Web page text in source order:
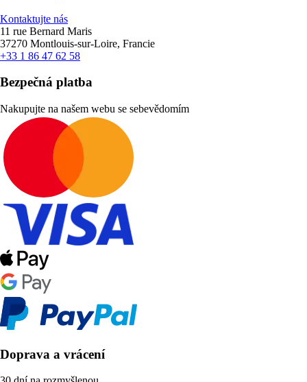
Kontaktujte nás
11 rue Bernard Maris
37270 Montlouis-sur-Loire, Francie
+33 1 86 47 62 58
Bezpečná platba
Nakupujte na našem webu se sebevědomím
Doprava a vrácení